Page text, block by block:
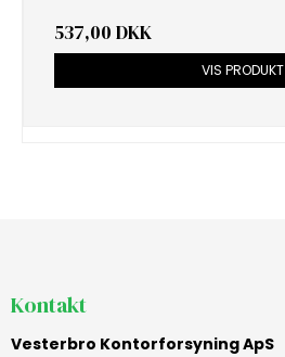
537,00 DKK
VIS PRODUKT
Kontakt
Vesterbro Kontorforsyning ApS